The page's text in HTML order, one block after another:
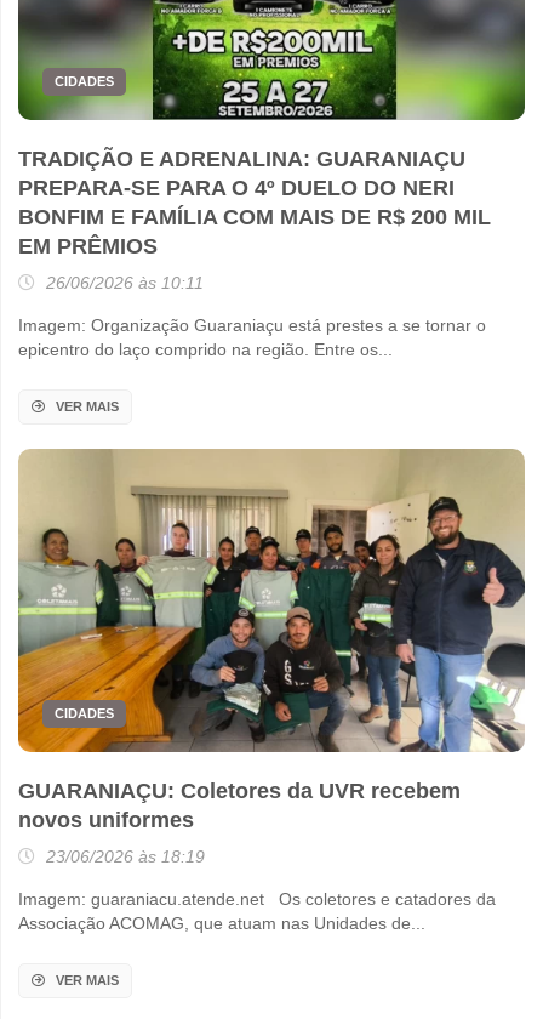
CIDADES
TRADIÇÃO E ADRENALINA: GUARANIAÇU
PREPARA-SE PARA O 4º DUELO DO NERI
BONFIM E FAMÍLIA COM MAIS DE R$ 200 MIL
EM PRÊMIOS
26/06/2026 às 10:11
Imagem: Organização Guaraniaçu está prestes a se tornar o
epicentro do laço comprido na região. Entre os...
VER MAIS
CIDADES
GUARANIAÇU: Coletores da UVR recebem
novos uniformes
23/06/2026 às 18:19
Imagem: guaraniacu.atende.net Os coletores e catadores da
Associação ACOMAG, que atuam nas Unidades de...
VER MAIS